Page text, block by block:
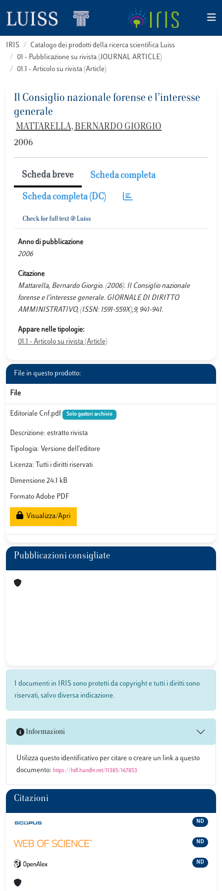
IRIS
Catalogo dei prodotti della ricerca scientifica Luiss
01 - Pubblicazione su rivista (JOURNAL ARTICLE)
01.1 - Articolo su rivista (Article)
Il Consiglio nazionale forense e l’interesse
generale
MATTARELLA, BERNARDO GIORGIO
2006
Scheda breve Scheda completa
Scheda completa (DC)
Anno di pubblicazione
2006
Citazione
Mattarella, Bernardo Giorgio. (2006). Il Consiglio nazionale
forense e l’interesse generale. GIORNALE DI DIRITTO
AMMINISTRATIVO, (ISSN: 1591-559X),9, 941-941.
Appare nelle tipologie:
01.1 - Articolo su rivista (Article)
File in questo prodotto:
File
Editoriale Cnf.pdf Solo gestori archivio
Descrizione: estratto rivista
Tipologia: Versione dell'editore
Licenza: Tutti i diritti riservati
Dimensione 24.1 kB
Formato Adobe PDF
Visualizza/Apri
Pubblicazioni consigliate
I documenti in IRIS sono protetti da copyright e tutti i diritti sono
riservati, salvo diversa indicazione.
Informazioni
Utilizza questo identificativo per citare o creare un link a questo
documento: https://hdl.handle.net/11385/167853
Citazioni
ND
ND
ND